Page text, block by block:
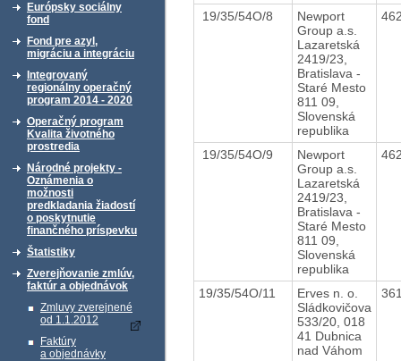
Európsky sociálny
fond
Fond pre azyl,
migráciu a integráciu
Integrovaný
regionálny operačný
program 2014 - 2020
Operačný program
Kvalita životného
prostredia
Národné projekty -
Oznámenia o
možnosti
predkladania žiadostí
o poskytnutie
finančného príspevku
Štatistiky
Zverejňovanie zmlúv,
faktúr a objednávok
Zmluvy zverejnené
od 1.1.2012
Faktúry
a objednávky
19/35/54O/8
Newport
Group a.s.
Lazaretská
2419/23,
Bratislava -
Staré Mesto
811 09,
Slovenská
republika
19/35/54O/9
Newport
Group a.s.
Lazaretská
2419/23,
Bratislava -
Staré Mesto
811 09,
Slovenská
republika
19/35/54O/11
Erves n. o.
Sládkovičova
533/20, 018
41 Dubnica
nad Váhom